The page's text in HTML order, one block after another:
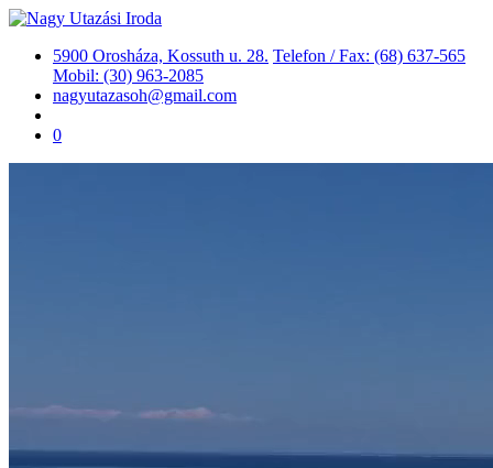
5900 Orosháza, Kossuth u. 28. Telefon / Fax: (68) 637-565
Mobil: (30) 963-2085
nagyutazasoh@gmail.com
0